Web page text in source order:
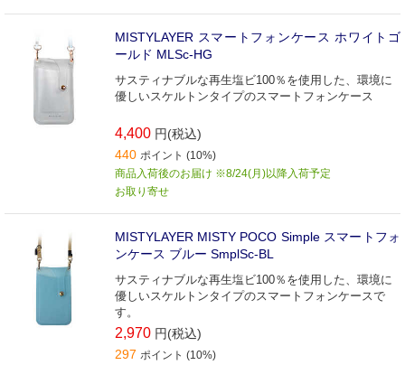
MISTYLAYER スマートフォンケース ホワイトゴ
ールド MLSc-HG
サスティナブルな再生塩ビ100％を使用した、環境に
優しいスケルトンタイプのスマートフォンケース
4,400 円(税込)
440 ポイント (10%)
商品入荷後のお届け ※8/24(月)以降入荷予定
お取り寄せ
MISTYLAYER MISTY POCO Simple スマートフォ
ンケース ブルー SmplSc-BL
サスティナブルな再生塩ビ100％を使用した、環境に
優しいスケルトンタイプのスマートフォンケースで
す。
2,970 円(税込)
297 ポイント (10%)